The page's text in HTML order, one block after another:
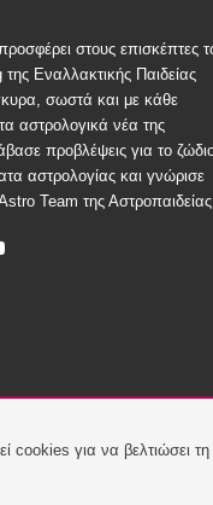
στους επισκέπτες
Εναλλακτικής Παιδείας
σωστά και με κάθε
αστρολογικά νέα της
προβλέψεις για το
αστρολογίας και γνώρισε
Team της
cookies για να βελτιώσει